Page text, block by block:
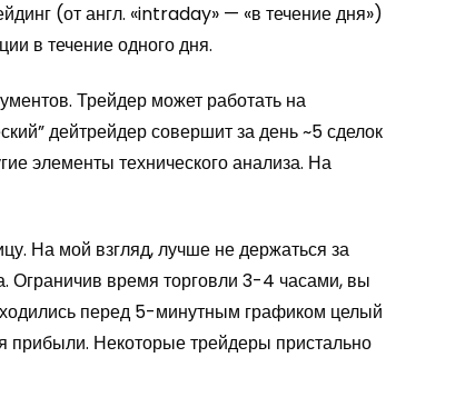
(от англ. «intraday» — «в течение дня»)
в течение одного дня.
Трейдер может работать на
дейтрейдер совершит за день ~5 сделок
элементы технического анализа. На
На мой взгляд, лучше не держаться за
Ограничив время торговли 3-4 часами, вы
перед 5-минутным графиком целый
прибыли. Некоторые трейдеры пристально